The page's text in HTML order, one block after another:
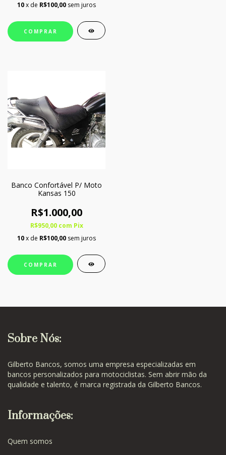
10x de R$100,00 sem juros
COMPRAR
Banco Confortável P/ Moto
Kansas 150
R$1.000,00
R$950,00 com Pix
10x de R$100,00 sem juros
COMPRAR
Sobre Nós:
Gilberto Bancos, somos uma empresa especializadas em
bancos personalizados para motociclistas. Sem abrir mão da
qualidade e talento, é marca registrada da Gilberto Bancos.
Informações:
Quem somos